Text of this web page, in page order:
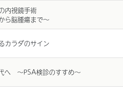
内視鏡手術
ら脳腫瘍まで〜
カラダのサイン
へ ～PSA検診のすすめ～